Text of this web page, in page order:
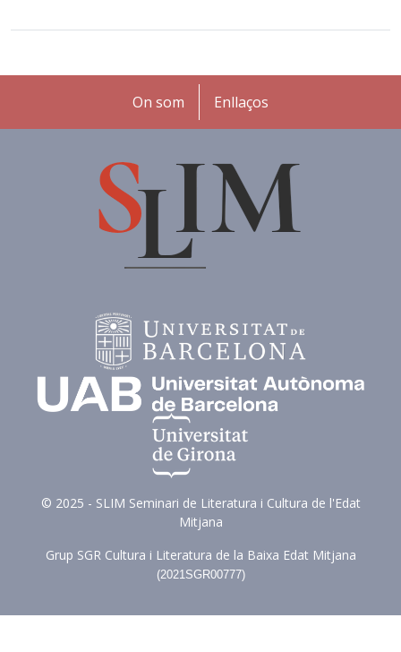
Peu
On som Enllaços
© 2025 - SLIM Seminari de Literatura i Cultura de l'Edat
Mitjana
Grup SGR Cultura i Literatura de la Baixa Edat Mitjana
(2021SGR00777)